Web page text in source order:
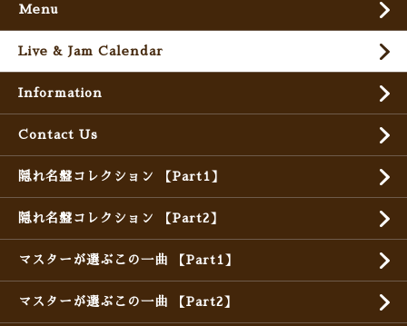
Menu
Live & Jam Calendar
Information
Contact Us
隠れ名盤コレクション 【Part1】
隠れ名盤コレクション 【Part2】
マスターが選ぶこの一曲 【Part1】
マスターが選ぶこの一曲 【Part2】